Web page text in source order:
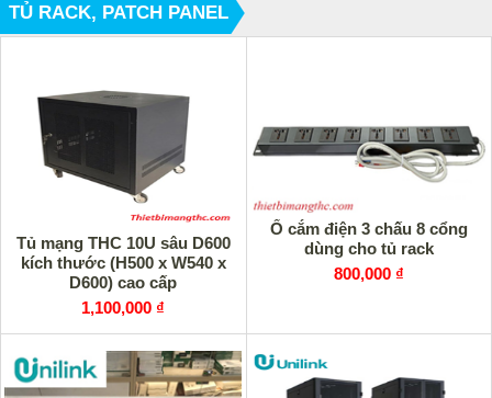
TỦ RACK, PATCH PANEL
Tủ mạng THC 10U sâu D600
kích thước (H500 x W540 x
D600) cao cấp
1,100,000 ₫
Ổ cắm điện 3 chấu 8 cổng
dùng cho tủ rack
800,000 ₫